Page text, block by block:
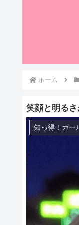
ホーム
笑顔と明る
知っ得！ガー